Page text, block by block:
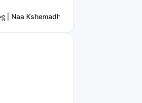
Kshemadharama Naa Yesayya